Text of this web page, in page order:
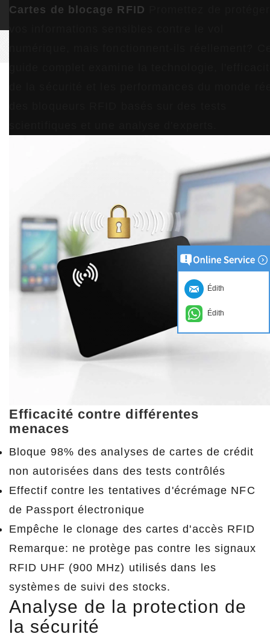
Cartes de blocage RFID
Comment fonctionne la
technologie de blocage
RFID
La science derrière la protection
RFID
Les cartes de blocage RFID contiennent une
fine couche métallique (généralement en
aluminium ou en cuivre) qui crée un effet de
cage Faraday. Ce bouclier électromagnétique
empêche les signaux RFID à 13,56 MHz (la
Efficacité contre différentes
menaces
Bloque 98% des analyses de cartes de crédit
non autorisées dans des tests contrôlés
Effectif contre les tentatives d'écrémage NFC
de Passport électronique
Empêche le clonage des cartes d'accès RFID
Remarque: ne protège pas contre les signaux
RFID UHF (900 MHz) utilisés dans les
systèmes de suivi des stocks.
Analyse de la protection de
la sécurité
Édith
Édith